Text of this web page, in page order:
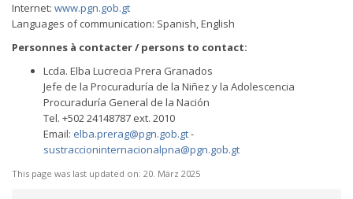
Internet: www.pgn.gob.gt
Languages of communication: Spanish, English
Personnes à contacter / persons to contact:
Lcda. Elba Lucrecia Prera Granados
Jefe de la Procuraduría de la Niñez y la Adolescencia
Procuraduría General de la Nación
Tel. +502 24148787 ext. 2010
Email: elba.prerag@pgn.gob.gt-
sustraccioninternacionalpna@pgn.gob.gt
This page was last updated on: 20. März 2025